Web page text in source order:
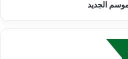
الجديد